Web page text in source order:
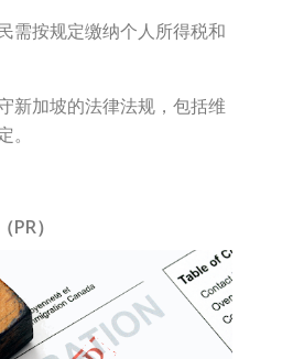
需按规定缴纳个人所得税和
新加坡的法律法规，包括维
）